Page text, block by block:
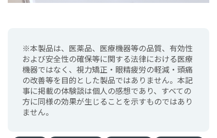
※本製品は、医薬品、医療機器等の品質、有効性
および安全性の確保等に関する法律における医療
機器ではなく、視力矯正・眼精疲労の軽減・頭痛
の改善等を目的とした製品ではありません。本記
事に掲載の体験談は個人の感想であり、すべての
方に同様の効果が生じることを示すものではあり
ません。